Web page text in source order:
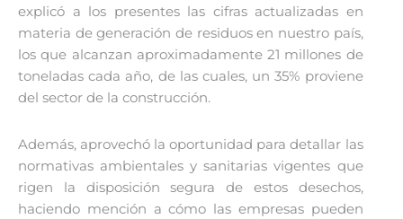
explicó a los presentes las cifras actualizadas en
materia de generación de residuos en nuestro país,
los que alcanzan aproximadamente 21 millones de
toneladas cada año, de las cuales, un 35% proviene
del sector de la construcción.
Además, aprovechó la oportunidad para detallar las
normativas ambientales y sanitarias vigentes que
rigen la disposición segura de estos desechos,
haciendo mención a cómo las empresas pueden